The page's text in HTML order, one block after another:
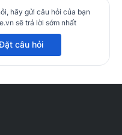
hãy gửi câu hỏi của bạn
sẽ trả lời sớm nhất
câu hỏi